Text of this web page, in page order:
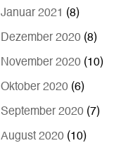
Januar 2021 (8)
Dezember 2020 (8)
November 2020 (10)
Oktober 2020 (6)
September 2020 (7)
August 2020 (10)